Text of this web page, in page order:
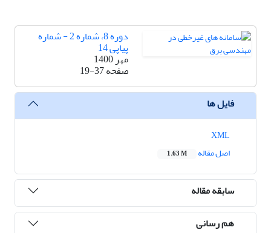
دوره 8، شماره 2 - شماره
پیاپی 14
مهر 1400
صفحه19-37
فایل ها
اصل مقاله
1.63 M
سابقه مقاله
هم رسانی